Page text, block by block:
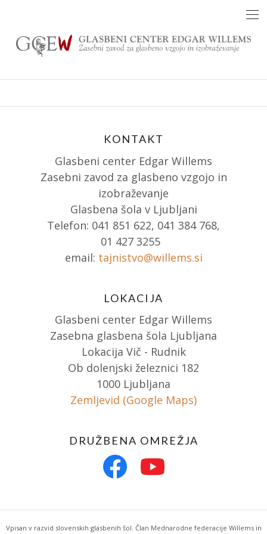
content
KONTAKT
Glasbeni center Edgar Willems
Zasebni zavod za glasbeno vzgojo in
izobraževanje
Glasbena šola v Ljubljani
Telefon: 041 851 622, 041 384 768,
01 427 3255
email: tajnistvo@willems.si
LOKACIJA
Glasbeni center Edgar Willems
Zasebna glasbena šola Ljubljana
Lokacija Vič - Rudnik
Ob dolenjski železnici 182
1000 Ljubljana
Zemljevid (Google Maps)
DRUŽBENA OMREŽJA
Vpisan v razvid slovenskih glasbenih šol. Član Mednarodne federacije Willems in